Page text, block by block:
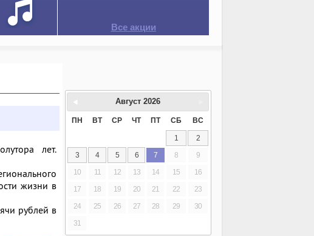
Все акции
лет.
жизни в
рублей в
Август 2026
ПН ВТ СР ЧТ ПТ СБ ВС
1
2
3
4 5 6 7 8
9
10
11 12 13 14 15
16
17
18 19 20 21 22
23
24
25 26 27 28 29
30
31